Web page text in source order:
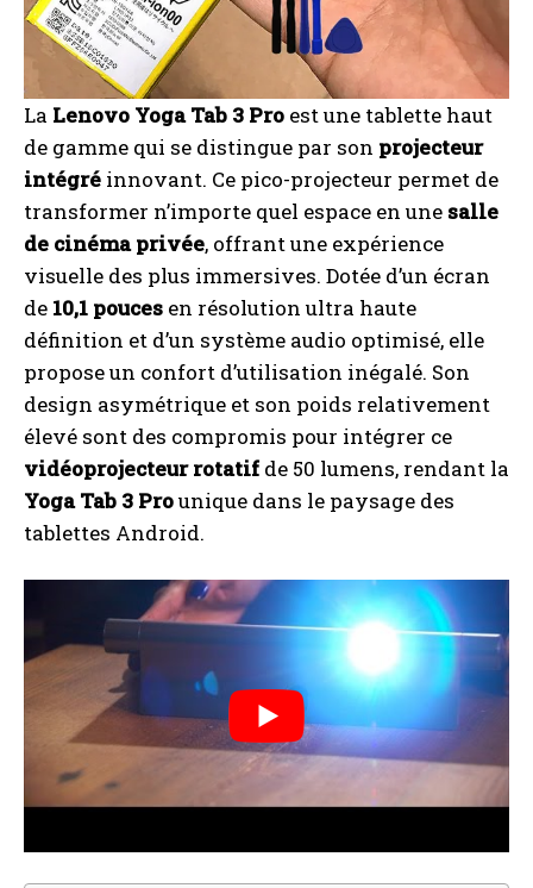
La Lenovo Yoga Tab 3 Pro est une tablette haut
de gamme qui se distingue par son projecteur
intégré innovant. Ce pico-projecteur permet de
transformer n’importe quel espace en une salle
de cinéma privée, offrant une expérience
visuelle des plus immersives. Dotée d’un écran
de 10,1 pouces en résolution ultra haute
définition et d’un système audio optimisé, elle
propose un confort d’utilisation inégalé. Son
design asymétrique et son poids relativement
élevé sont des compromis pour intégrer ce
vidéoprojecteur rotatif de 50 lumens, rendant la
Yoga Tab 3 Prounique dans le paysage des
tablettes Android.